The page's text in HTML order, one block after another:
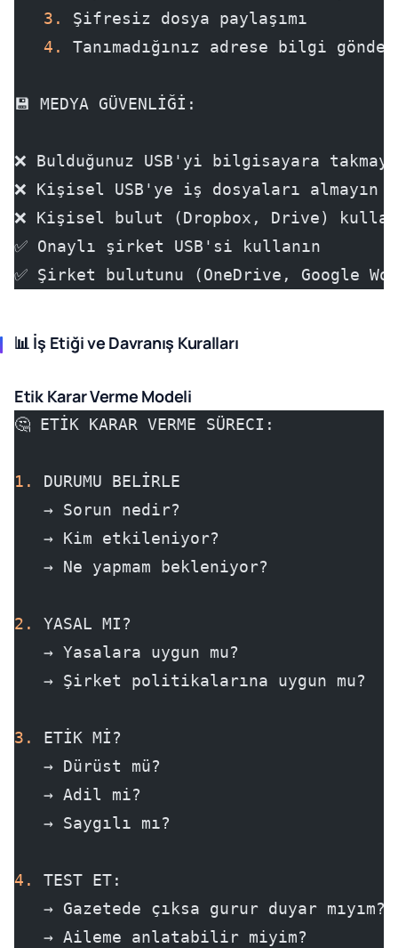
   3.
Şifresiz dosya paylaşımı
   4.
Tanımadığınız adrese bilgi
💾 MEDYA GÜVENLİĞİ:
❌ Bulduğunuz USB'yi bilgisayara
❌ Kişisel USB'ye iş dosyaları almayın
❌ Kişisel bulut (Dropbox, Drive)
✅ Onaylı şirket USB'si kullanın
✅ Şirket bulutunu (OneDrive, Google
📊 İş Etiği ve Davranış Kuralları
Etik Karar Verme Modeli
🤔 ETİK KARAR VERME SÜRECI:
1.
DURUMU BELİRLE
   → Sorun nedir?
   → Kim etkileniyor?
   → Ne yapmam bekleniyor?
2.
YASAL MI?
   → Yasalara uygun mu?
   → Şirket politikalarına uygun mu?
3.
ETİK Mİ?
   → Dürüst mü?
   → Adil mi?
   → Saygılı mı?
4.
TEST ET:
   → Gazetede çıksa gurur duyar mıyım?
   → Aileme anlatabilir miyim?